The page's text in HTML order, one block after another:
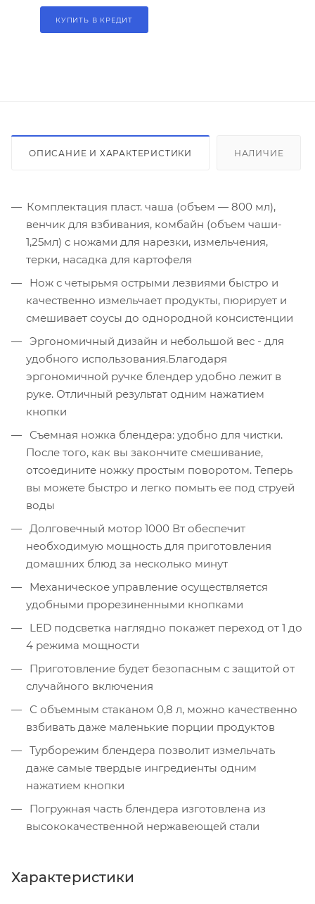
КУПИТЬ В КРЕДИТ
ОПИСАНИЕ И ХАРАКТЕРИСТИКИ НАЛИЧИЕ
Комплектация пласт. чаша (объем — 800 мл),
венчик для взбивания, комбайн (объем чаши-
1,25мл) с ножами для нарезки, измельчения,
терки, насадка для картофеля
Нож с четырьмя острыми лезвиями быстро и
качественно измельчает продукты, пюрирует и
смешивает соусы до однородной консистенции
Эргономичный дизайн и небольшой вес - для
удобного использования.Благодаря
эргономичной ручке блендер удобно лежит в
руке. Отличный результат одним нажатием
кнопки
Съемная ножка блендера: удобно для чистки.
После того, как вы закончите смешивание,
отсоедините ножку простым поворотом. Теперь
вы можете быстро и легко помыть ее под струей
воды
Долговечный мотор 1000 Вт обеспечит
необходимую мощность для приготовления
домашних блюд за несколько минут
Механическое управление осуществляется
удобными прорезиненными кнопками
LED подсветка наглядно покажет переход от 1 до
4 режима мощности
Приготовление будет безопасным с защитой от
случайного включения
С объемным стаканом 0,8 л, можно качественно
взбивать даже маленькие порции продуктов
Турборежим блендера позволит измельчать
даже самые твердые ингредиенты одним
нажатием кнопки
Погружная часть блендера изготовлена из
высококачественной нержавеющей стали
Характеристики